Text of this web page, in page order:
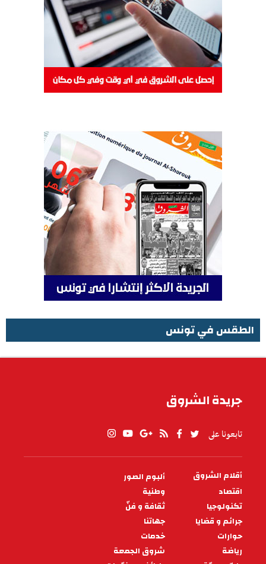
الطقس في تونس
جريدة الشروق
تابعونا على
PIED
DE
PAGE
أقلام الشروق
ألبوم الصور
اقتصاد
وطنية
تكنولوجيا
ثقافة و فنّ
جرائم و قضايا
جهاتنا
حوارات
خدمات
رياضة
شروق الجمعة